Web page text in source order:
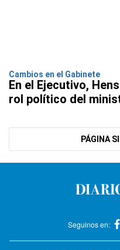
Cambios en el Gabinete
En el Ejecutivo,
rol político del
PÁGINA
Seguinos en: